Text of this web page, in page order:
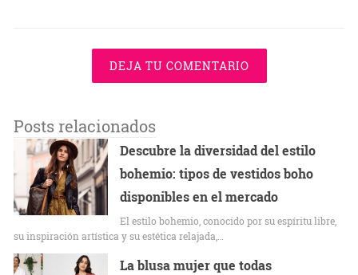
DEJA TU COMENTARIO
Posts relacionados
Descubre la diversidad del estilo
bohemio: tipos de vestidos boho
disponibles en el mercado
El estilo bohemio, conocido por su espíritu libre,
su inspiración artística y su estética relajada,…
La blusa mujer que todas